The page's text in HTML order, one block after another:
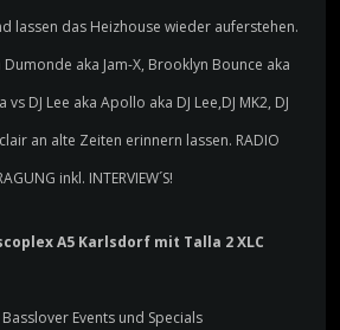
lassen das Heizhouse wieder auferstehen.
aka Jam-X, Brooklyn Bounce aka
DJ Lee aka Apollo aka DJ Lee,DJ MK2, DJ
an alte Zeiten erinnern lassen. RADIO
inkl. INTERVIEW´S!
A5 Karlsdorf mit Talla 2 XLC
Events und Specials